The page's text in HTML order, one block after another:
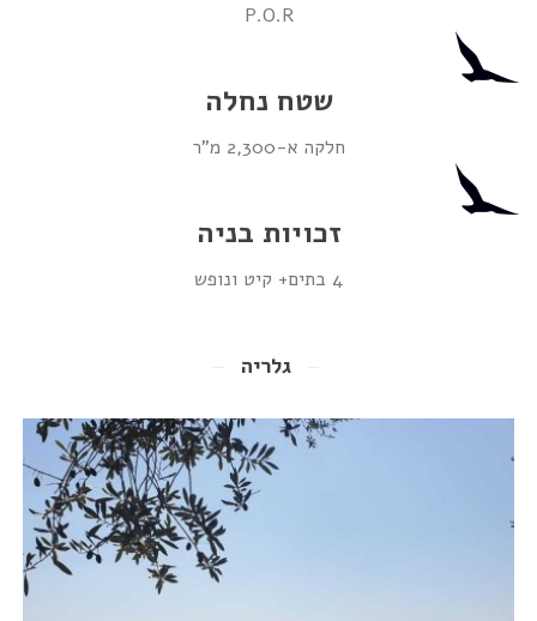
P.O.R
שטח נחלה
חלקה א-2,300 מ"ר
זכויות בניה
4 בתים+ קיט ונופש
גלריה